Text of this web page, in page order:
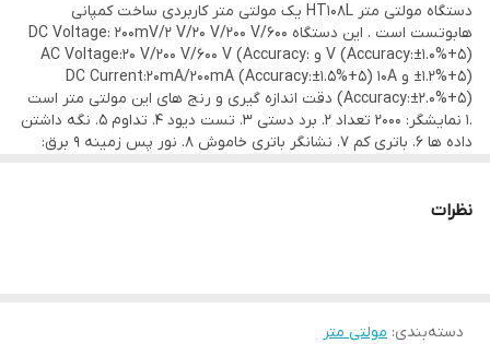
ابعاد 65x35x125 میلی‌متر
2x1.5V AAA از امکانات این مولتی متر میباشد .
دستگاه مولتی متر HT108L یک مولتی متر کاربردی ساخت کمپانی
هابوتست است . این دستگاه DC Voltage: 200mV/2 V/20 V/200 V/600
V (Accuracy:±1.0%+5) و AC Voltage:20 V/200 V/600 V (Accuracy:
±1.2%+5) و DC Current:20mA/200mA (Accuracy:±1.5%+5) 10A
(Accuracy:±2.0%+5) دقت اندازه گیری و رنج های این مولتی متر است
.1 نمایشگر: 2000 تعداد 2. برد دستی 3. تست دیود 4. تداوم 5. نگه داشتن
داده ها 6. باتری کم 7. نشانگر باتری خاموش 8. نور پس زمینه 9 برق:
نظرات
دسته‌بندی: مولتی متر